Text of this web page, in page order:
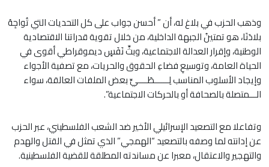
وذهب الحزب في بلاغ له، أن ” أحسن جواب على كل التحديات التي تُواجِهُ
بلادَنَا، هو تمتينُ الجبهة الداخلية، من خلال تقوية قدراتنا الاقتصادية
الوطنية، وإقرار العدالة الاجتماعية، وبثِّ نَفَسٍ ديموقراطي أقوى في
الحياة العامة، وتوسيعِ فضاءِ الحقوق والحريات، مع تصفية الأجواء
وإيجاد الأسلوب المناسب لِــــــطَــــيِّ بعض الملفات العالقة، سواء
الـــمتصلة بالصحافة أو بالحركات الاجتماعية”.
وتفاعلا مع التصعيد الإسرائيلي الأخير ضد الشعب الفلسطيني، عبر الحزب
عن إدانته لما وصفه بالتصعيد “الهمجي” الذي تمثل في القتل والهدم
والتهجير والاعتقال، معبرا عن مساندته المطلقة للقضية الفلسطينية.